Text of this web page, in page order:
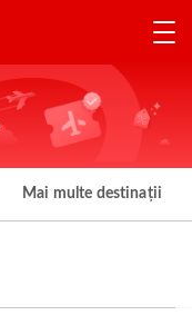
Mai multe destinații